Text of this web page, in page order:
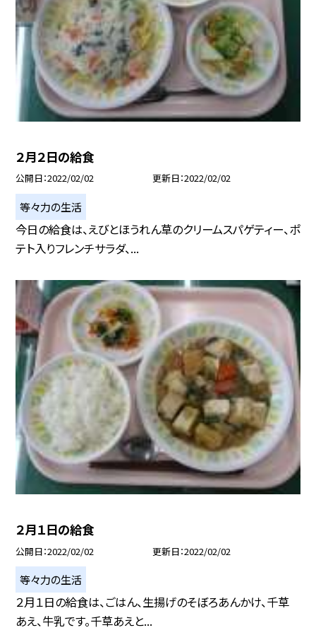
２月２日の給食
公開日 2022/02/02 更新日 2022/02/02
等々力の生活
今日の給食は、えびとほうれん草のクリームスパゲティー、ポ
テト入りフレンチサラダ、...
２月１日の給食
公開日 2022/02/02 更新日 2022/02/02
等々力の生活
２月１日の給食は、ごはん、生揚げのそぼろあんかけ、千草
あえ、牛乳です。千草あえと...